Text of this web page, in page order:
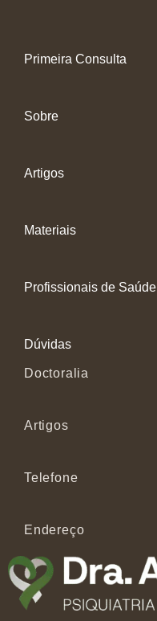
Primeira Consulta
Sobre
Artigos
Materiais
Profissionais de Saúde
Dúvidas
Doctoralia
Artigos
Telefone
Endereço